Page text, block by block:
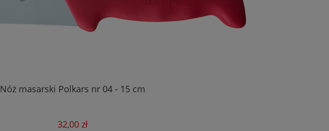
Nóż masarski Polkars nr 04 - 15 cm
32,00 zł